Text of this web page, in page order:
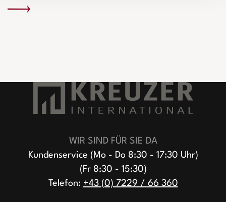
WIR SIND FÜR SIE DA
Kundenservice (Mo - Do 8:30 - 17:30 Uhr)
(Fr 8:30 - 15:30)
Telefon: +43 (0) 7229 / 66 360